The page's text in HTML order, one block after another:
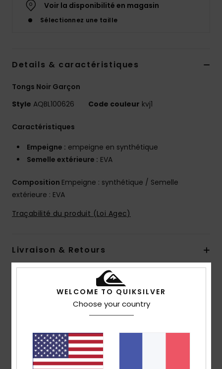
Voir la disponibilité en magasin
Sélectionnez une taille
Details & caractéristiques
Tongs Noir Garçon
Style AQBL100626 Code couleur kvj1
Caractéristiques
Empeigne : empeigne en synthétique
Semelle extérieure : EVA
Composition Empeigne : synthétique / Semelle
extérieure : EVA
Traçabilité du produit (Loi Agec)
Livraison & Retours
Avis clients
5.0
WELCOME TO QUIKSILVER
Choose your country